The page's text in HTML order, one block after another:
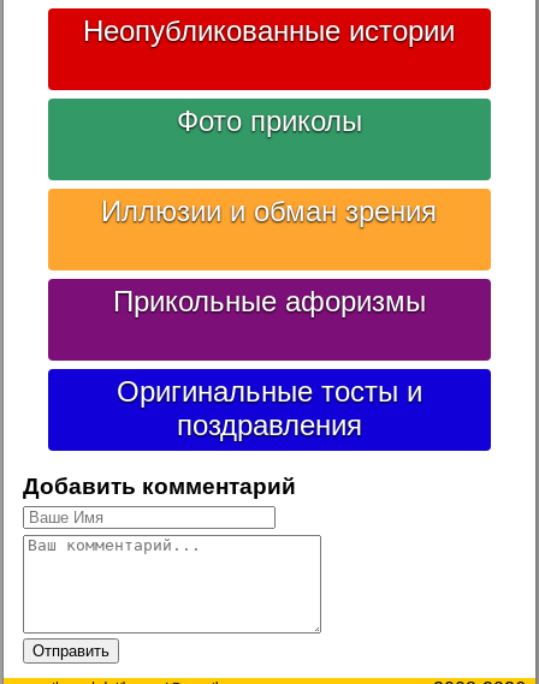
Неопубликованные истории
Фото приколы
Иллюзии и обман зрения
Прикольные афоризмы
Оригинальные тосты и
поздравления
Добавить комментарий